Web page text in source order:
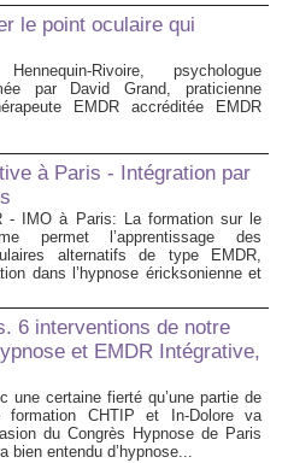
le point oculaire qui
Rivoire, psychologue
par David Grand, praticienne
EMDR accréditée EMDR
à Paris - Intégration par
- IMO à Paris: La formation sur le
permet l’apprentissage des
alternatifs de type EMDR,
dans l’hypnose éricksonienne et
6 interventions de notre
et EMDR Intégrative,
une certaine fierté qu’une partie de
formation CHTIP et In-Dolore va
du Congrès Hypnose de Paris
bien entendu d’hypnose...